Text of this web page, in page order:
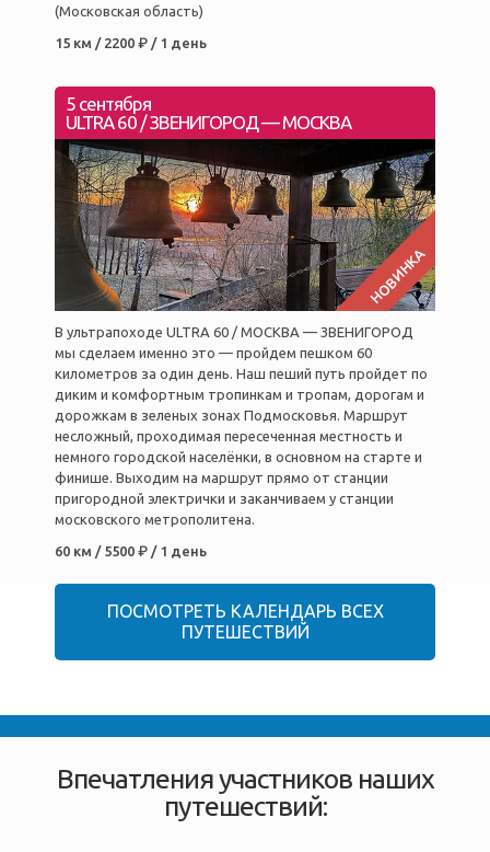
(Московская область)
15 км / 2200 ₽ / 1 день
5 сентября
ULTRA 60 / ЗВЕНИГОРОД — МОСКВА
НОВИНКА
В ультрапоходе ULTRA 60 / МОСКВА — ЗВЕНИГОРОД
мы сделаем именно это — пройдем пешком 60
километров за один день. Наш пеший путь пройдет по
диким и комфортным тропинкам и тропам, дорогам и
дорожкам в зеленых зонах Подмосковья. Маршрут
несложный, проходимая пересеченная местность и
немного городской населёнки, в основном на старте и
финише. Выходим на маршрут прямо от станции
пригородной электрички и заканчиваем у станции
московского метрополитена.
60 км / 5500 ₽ / 1 день
ПОСМОТРЕТЬ КАЛЕНДАРЬ ВСЕХ
ПУТЕШЕСТВИЙ
Впечатления участников наших
путешествий: